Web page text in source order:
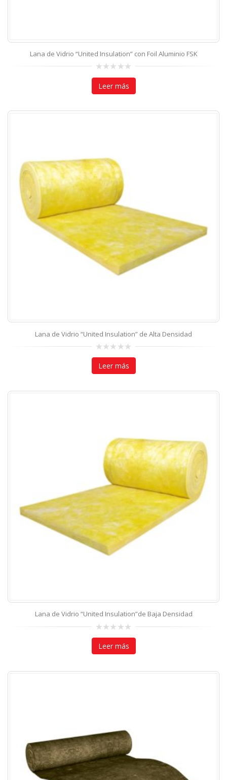
Lana de Vidrio “United Insulation” con Foil Aluminio FSK
0
out
5
Leer más
Lana de Vidrio “United Insulation” de Alta Densidad
0
out
5
Leer más
Lana de Vidrio “United Insulation”de Baja Densidad
0
out
5
Leer más